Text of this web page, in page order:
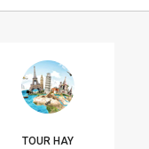
TOUR HAY